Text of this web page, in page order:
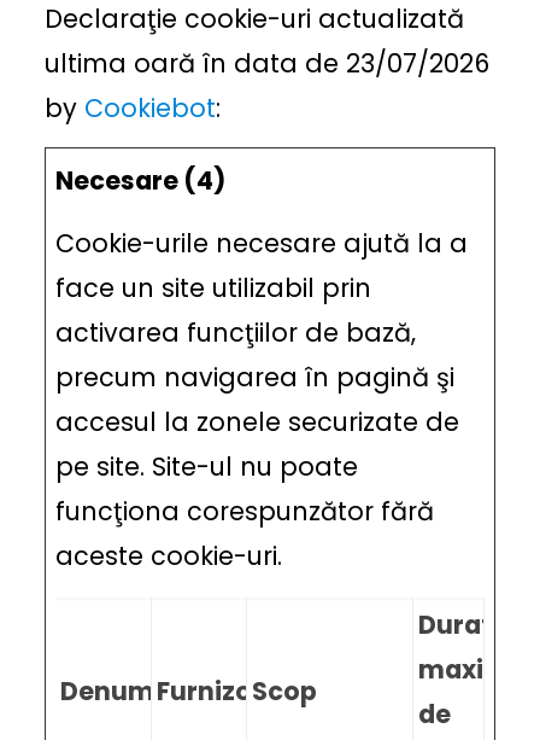
Declaraţie cookie-uri actualizată
ultima oară în data de 23/07/2026
by Cookiebot:
Necesare (4)
Cookie-urile necesare ajută la a
face un site utilizabil prin
activarea funcţiilor de bază,
precum navigarea în pagină şi
accesul la zonele securizate de
pe site. Site-ul nu poate
funcţiona corespunzător fără
aceste cookie-uri.
DenumireFurnizorScop
Durata
maximă
de